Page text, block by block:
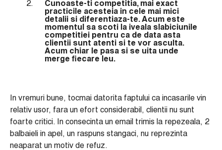
Cunoaste-ti competitia, mai exact
practicile acesteia in cele mai mici
detalii si diferentiaza-te. Acum este
momentul sa scoti la iveala slabiciunile
competitiei pentru ca de data asta
clientii sunt atenti si te vor asculta.
Acum chiar le pasa si se uita unde
merge fiecare leu.
In vremuri bune, tocmai datorita faptului ca incasarile vin
relativ usor, fara un efort considerabil, clientii nu sunt
foarte critici. In consecinta un email trimis la repezeala, 2
balbaieli in apel, un raspuns stangaci, nu reprezinta
neaparat un motiv de refuz.